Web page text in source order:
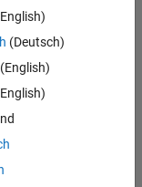
(Deutsch)
(English)